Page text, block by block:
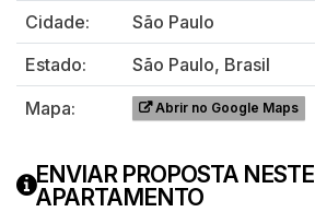
Cidade:
São Paulo
Estado:
São Paulo, Brasil
Mapa:
Abrir no Google Maps
ENVIAR PROPOSTA NESTE
APARTAMENTO